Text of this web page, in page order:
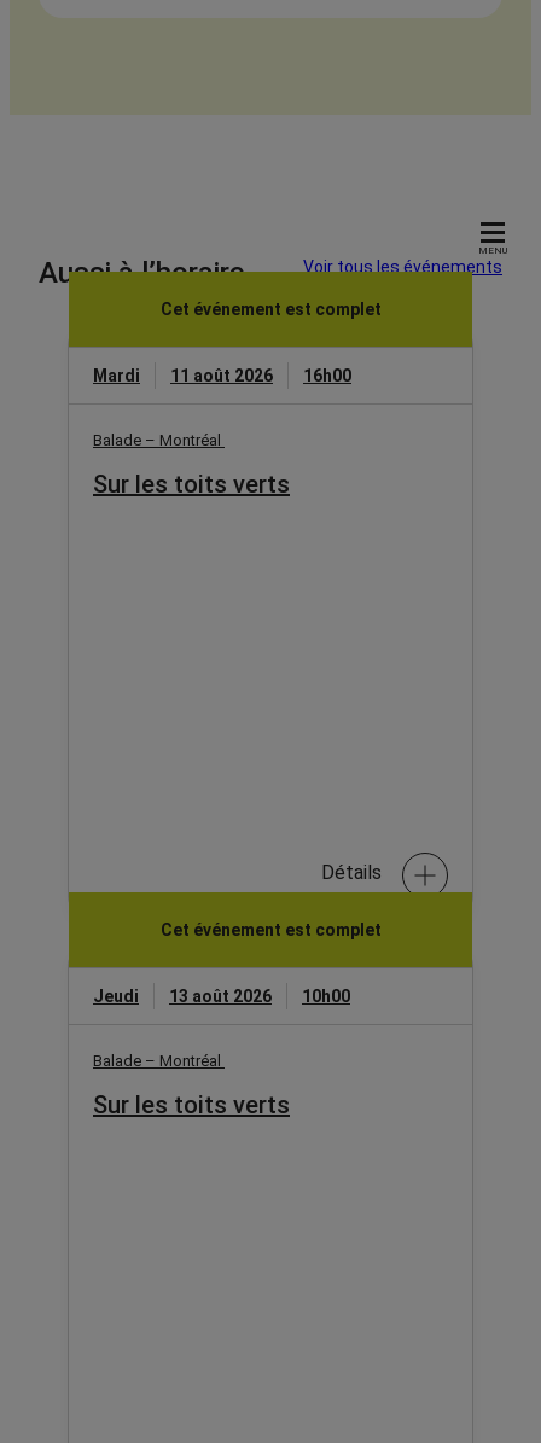
MENU
Aussi à l’horaire Voir tous les événements
Cet événement est complet
Mardi 11 août 2026 16h00
Balade – Montréal
Sur les toits verts
Détails
Cet événement est complet
Jeudi 13 août 2026 10h00
Balade – Montréal
Sur les toits verts